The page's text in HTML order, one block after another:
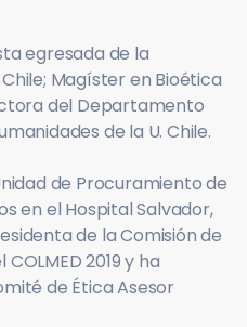
egresada de la
Magíster en Bioética
del Departamento
de la U. Chile.
de Procuramiento de
en el Hospital Salvador,
de la Comisión de
2019 y ha
de Ética Asesor